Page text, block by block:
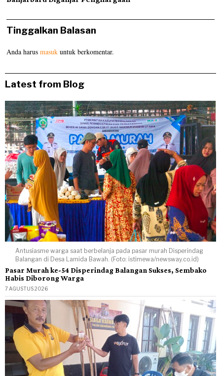
Tinggalkan Balasan
Anda harusmasuk untuk berkomentar.
Latest from Blog
Antusiasme warga saat berbelanja pada pasar murah Disperindag
Balangan di Desa Lamida Bawah. (Foto: istimewa/newsway.co.id)
Pasar Murah ke-54 Disperindag Balangan Sukses, Sembako
Habis Diborong Warga
7 AGUSTUS 2026